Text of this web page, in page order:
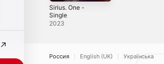
Sirius. One -
Single
2023
Россия English (UK) Українська